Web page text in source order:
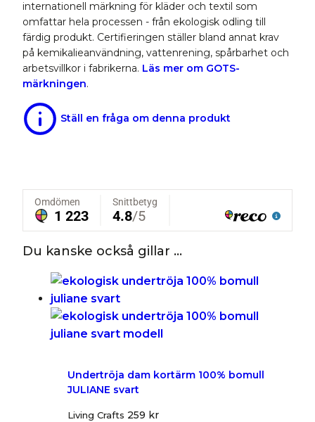
internationell märkning för kläder och textil som
omfattar hela processen - från ekologisk odling till
färdig produkt. Certifieringen ställer bland annat krav
på kemikalieanvändning, vattenrening, spårbarhet och
arbetsvillkor i fabrikerna. Läs mer om GOTS-
märkningen.
Ställ en fråga om denna produkt
Du kanske också gillar …
Undertröja dam kortärm 100% bomull
JULIANE svart
Living Crafts 259 kr